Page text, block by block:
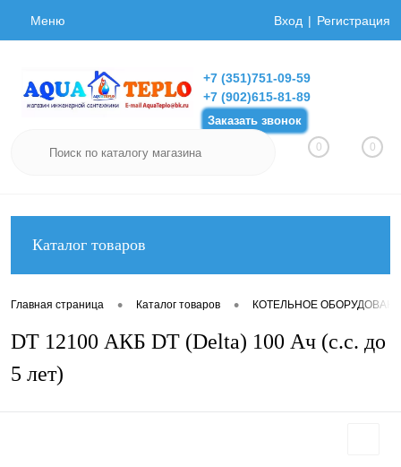
Меню Вход Регистрация
+7 (351)751-09-59
+7 (902)615-81-89
Заказать звонок
0 0
Каталог товаров
Главная страница • Каталог товаров • КОТЕЛЬНОЕ
DT 12100 АКБ DT (Delta) 100 Ач (с.с. до
5 лет)